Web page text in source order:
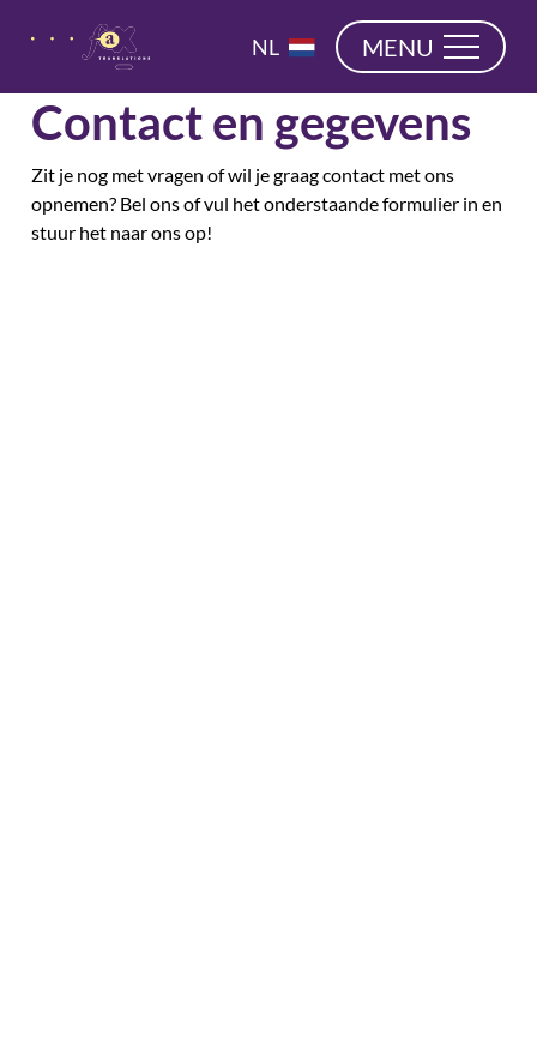
NL
DE
MENU
Contact en gegevens
Zit je nog met vragen of wil je graag contact met ons
opnemen? Bel ons of vul het onderstaande formulier in en
stuur het naar ons op!